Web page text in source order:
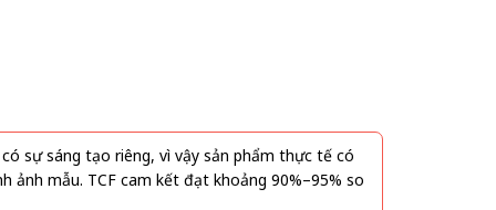
sự sáng tạo riêng, vì vậy sản phẩm thực tế có
ảnh mẫu. TCF cam kết đạt khoảng 90%–95% so